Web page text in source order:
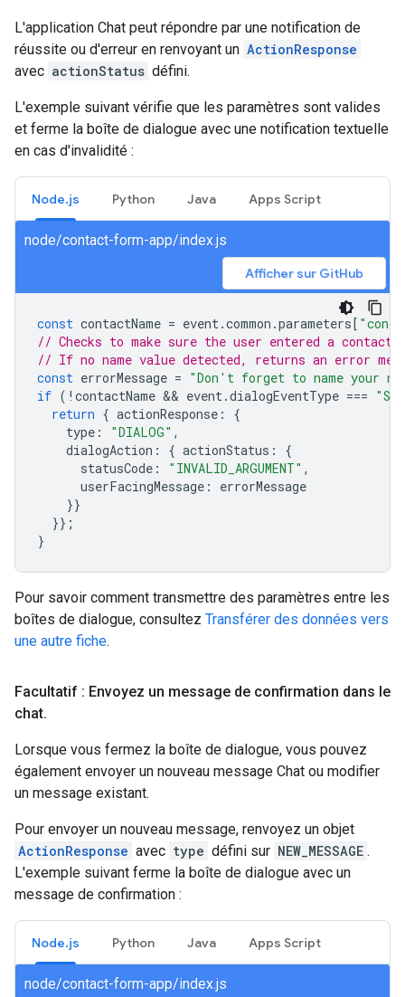
L'application Chat peut répondre par une notification de
réussite ou d'erreur en renvoyant un ActionResponse
avec actionStatus défini.
L'exemple suivant vérifie que les paramètres sont valides
et ferme la boîte de dialogue avec une notification textuelle
en cas d'invalidité :
Node.js Python Java Apps Script
node/contact-form-app/index.js
Afficher sur GitHub
const contactName = event.common .parameters[
// Checks to make sure the user entered a contact
// If no name value detected, returns an error
const errorMessage = "Don't forget to name your
if ( ! contactName && event.dialogEventType ===
return { actionResponse :
{
type : "DIALOG" ,
dialogAction : { actionStatus :
{
statusCode : "INVALID_ARGUMENT" ,
userFacingMessage :
errorMessage
}}
}};
}
Pour savoir comment transmettre des paramètres entre les
boîtes de dialogue, consultez Transférer des données vers
une autre fiche.
Facultatif : Envoyez un message de confirmation dans le
chat.
Lorsque vous fermez la boîte de dialogue, vous pouvez
également envoyer un nouveau message Chat ou modifier
un message existant.
Pour envoyer un nouveau message, renvoyez un objet
ActionResponse avec type défini sur NEW_MESSAGE .
L'exemple suivant ferme la boîte de dialogue avec un
message de confirmation :
Node.js Python Java Apps Script
node/contact-form-app/index.js